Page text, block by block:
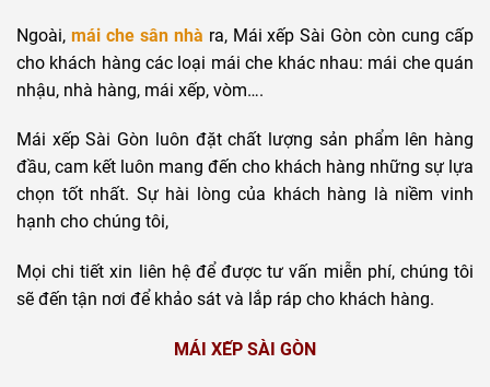
Ngoài, mái che sân nhà ra, Mái xếp Sài Gòn còn cung cấp
cho khách hàng các loại mái che khác nhau: mái che quán
nhậu, nhà hàng, mái xếp, vòm….
Mái xếp Sài Gòn luôn đặt chất lượng sản phẩm lên hàng
đầu, cam kết luôn mang đến cho khách hàng những sự lựa
chọn tốt nhất. Sự hài lòng của khách hàng là niềm vinh
hạnh cho chúng tôi,
Mọi chi tiết xin liên hệ để được tư vấn miễn phí, chúng tôi
sẽ đến tận nơi để khảo sát và lắp ráp cho khách hàng.
MÁI XẾP SÀI GÒN